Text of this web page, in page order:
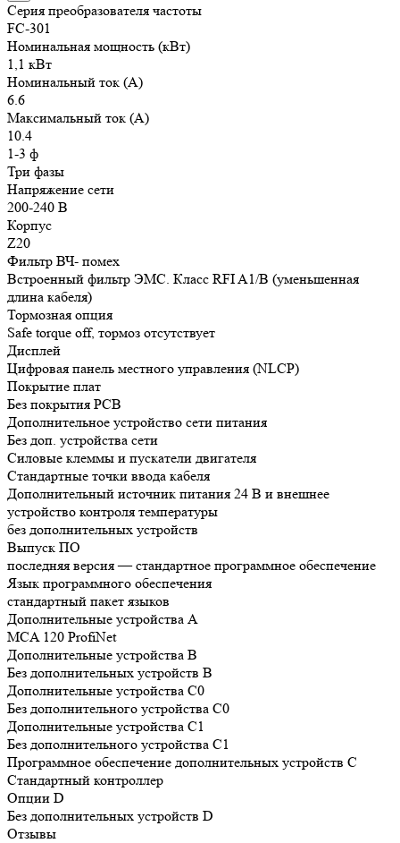
Серия преобразователя частоты
FC-301
Номинальная мощность (кВт)
1,1 кВт
Номинальный ток (А)
6.6
Максимальный ток (А)
10.4
1-3 ф
Три фазы
Напряжение сети
200-240 В
Корпус
Z20
Фильтр ВЧ- помех
Встроенный фильтр ЭМС. Класс RFI A1/B (уменьшенная
длина кабеля)
Тормозная опция
Safe torque off, тормоз отсутствует
Дисплей
Цифровая панель местного управления (NLCP)
Покрытие плат
Без покрытия РСВ
Дополнительное устройство сети питания
Без доп. устройства сети
Силовые клеммы и пускатели двигателя
Стандартные точки ввода кабеля
Дополнительный источник питания 24 В и внешнее
устройство контроля температуры
без дополнительных устройств
Выпуск ПО
последняя версия — стандартное программное обеспечение
Язык программного обеспечения
стандартный пакет языков
Дополнительные устройства А
MCA 120 ProfiNet
Дополнительные устройства B
Без дополнительных устройств B
Дополнительные устройства C0
Без дополнительного устройства C0
Дополнительные устройства C1
Без дополнительного устройства C1
Программное обеспечение дополнительных устройств С
Cтандартный контроллер
Опции D
Без дополнительных устройств D
Отзывы